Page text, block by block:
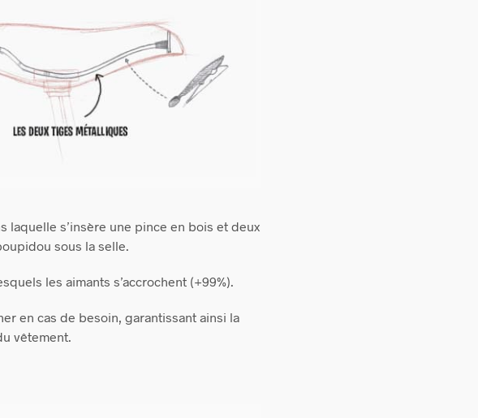
laquelle s’insère une pince en bois et deux
sous la selle.
les aimants s’accrochent (+99%).
en cas de besoin, garantissant ainsi la
vêtement.